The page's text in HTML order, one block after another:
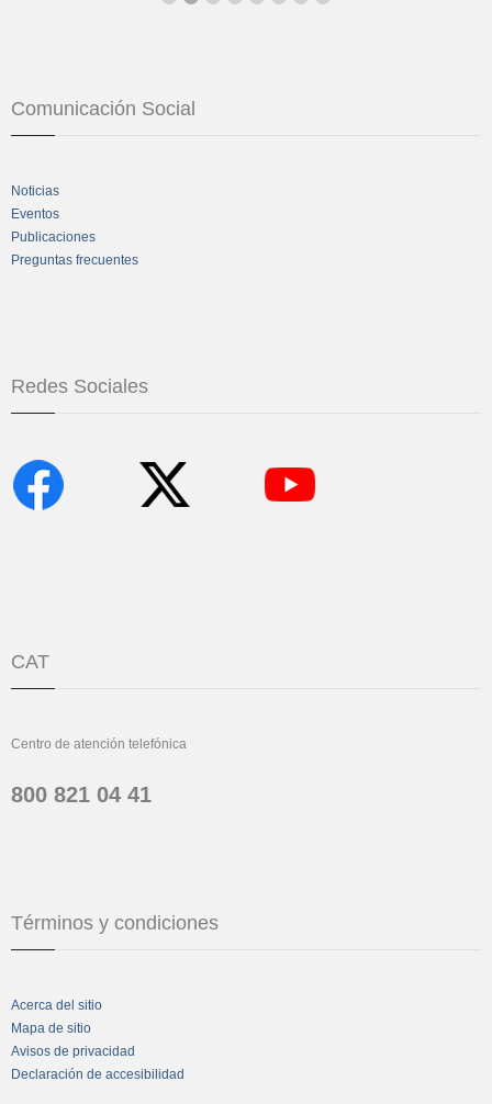
Comunicación Social
Noticias
Eventos
Publicaciones
Preguntas frecuentes
Redes Sociales
CAT
Centro de atención telefónica
800 821 04 41
Términos y condiciones
Acerca del sitio
Mapa de sitio
Avisos de privacidad
Declaración de accesibilidad